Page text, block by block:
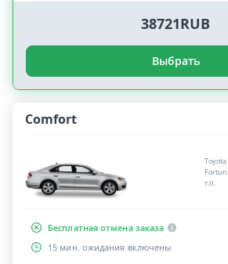
38721RUB
Выбрать
Comfort
Toyota
т.п.
Бесплатная отмена заказа
15 мин. ожидания включены